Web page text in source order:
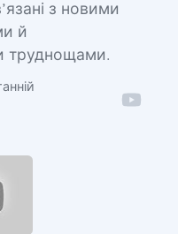
з новими
й
труднощами.